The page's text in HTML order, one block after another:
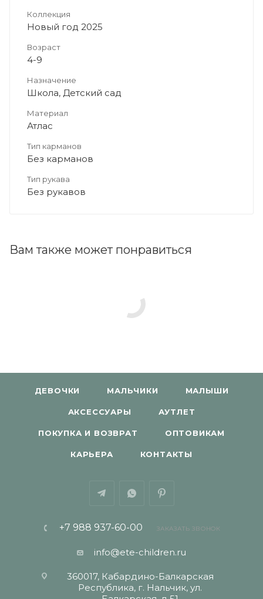
Коллекция
Новый год 2025
Возраст
4-9
Назначение
Школа, Детский сад
Материал
Атлас
Тип карманов
Без карманов
Тип рукава
Без рукавов
Вам также может понравиться
ДЕВОЧКИ МАЛЬЧИКИ МАЛЫШИ
АКСЕССУАРЫ АУТЛЕТ
ПОКУПКА И ВОЗВРАТ ОПТОВИКАМ
КАРЬЕРА КОНТАКТЫ
+7 988 937-60-00 ЗАКАЗАТЬ ЗВОНОК
info@ete-children.ru
360017, Кабардино-Балкарская
Республика, г. Нальчик, ул.